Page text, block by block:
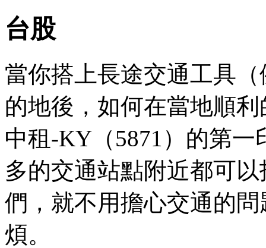
台股
當你搭上長途交通工具
的地後，如何在當地順
中租-KY（5871）的第
多的交通站點附近都可
們，就不用擔心交通的
煩。